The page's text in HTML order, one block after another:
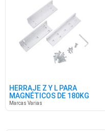
HERRAJE Z Y L PARA
MAGNÉTICOS DE 180KG
Marcas Varias